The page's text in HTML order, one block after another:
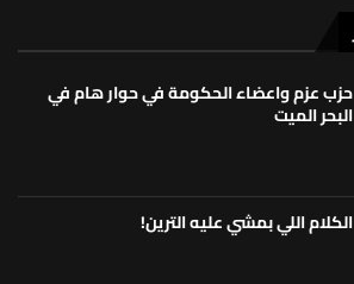
حزب عزم واعضاء الحكومة في حوار هام في
البحر الميت
الكلام اللي بمشي عليه الترين!